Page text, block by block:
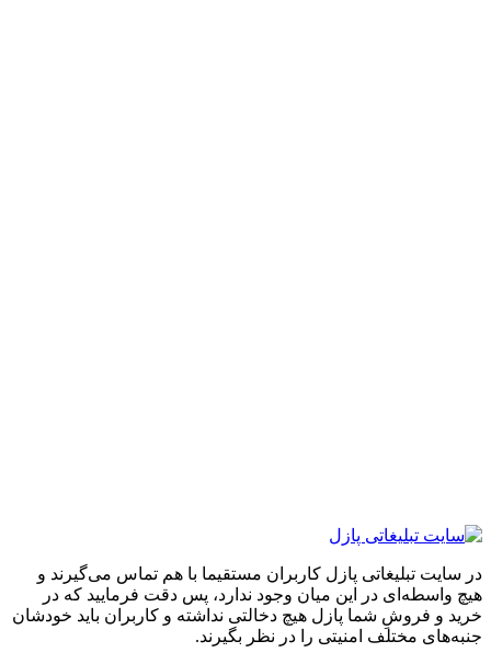
تبلیغاتی پازل کاربران مستقیما با هم تماس می‌گیرند و
در این میان وجود ندارد، پس دقت فرمایید که در
و فروشِ شما پازل هیچ دخالتی نداشته و کاربران باید خودشان
مختلف امنیتی را در نظر بگیرند.